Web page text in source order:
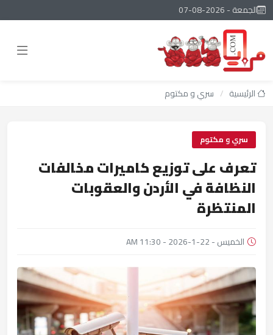
الجمعة - 2026-08-07
الرئيسية / سري و مكتوم
سري و مكتوم
تعرف على توزيع كاميرات مخالفات
النظافة في الأردن والعقوبات
المنتظرة
الخميس - 22-1-2026 - 11:30 AM